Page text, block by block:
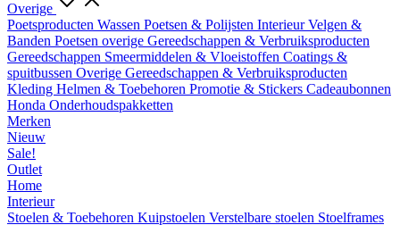
Overige
Poetsproducten Wassen Poetsen & Polijsten InterieurVelgen &
Banden Poetsen overige Gereedschappen & Verbruiksproducten
Gereedschappen Smeermiddelen & Vloeistoffen Coatings &
spuitbussen Overige Gereedschappen & Verbruiksproducten
Kleding Helmen & Toebehoren Promotie & Stickers Cadeaubonnen
Honda Onderhoudspakketten
Merken
Nieuw
Sale!
Outlet
Home
Interieur
Stoelen & Toebehoren Kuipstoelen Verstelbare stoelen Stoelframes